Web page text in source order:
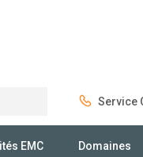
Service
EMC Domaines